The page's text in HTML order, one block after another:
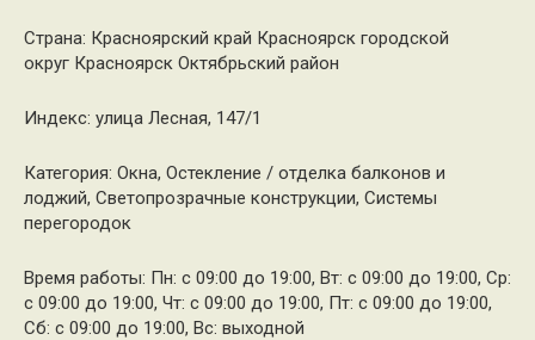
Страна: Красноярский край Красноярск городской
округ Красноярск Октябрьский район
Индекс: улица Лесная, 147/1
Категория: Окна, Остекление / отделка балконов и
лоджий, Светопрозрачные конструкции, Системы
перегородок
Время работы: Пн: с 09:00 до 19:00, Вт: с 09:00 до 19:00, Ср:
с 09:00 до 19:00, Чт: с 09:00 до 19:00, Пт: с 09:00 до 19:00,
Сб: с 09:00 до 19:00, Вс: выходной